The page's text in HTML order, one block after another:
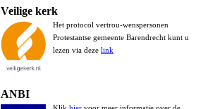
Veilige kerk
Het protocol vertrou-wenspersonen
Protestantse gemeente Barendrecht kunt u
lezen via deze link
ANBI